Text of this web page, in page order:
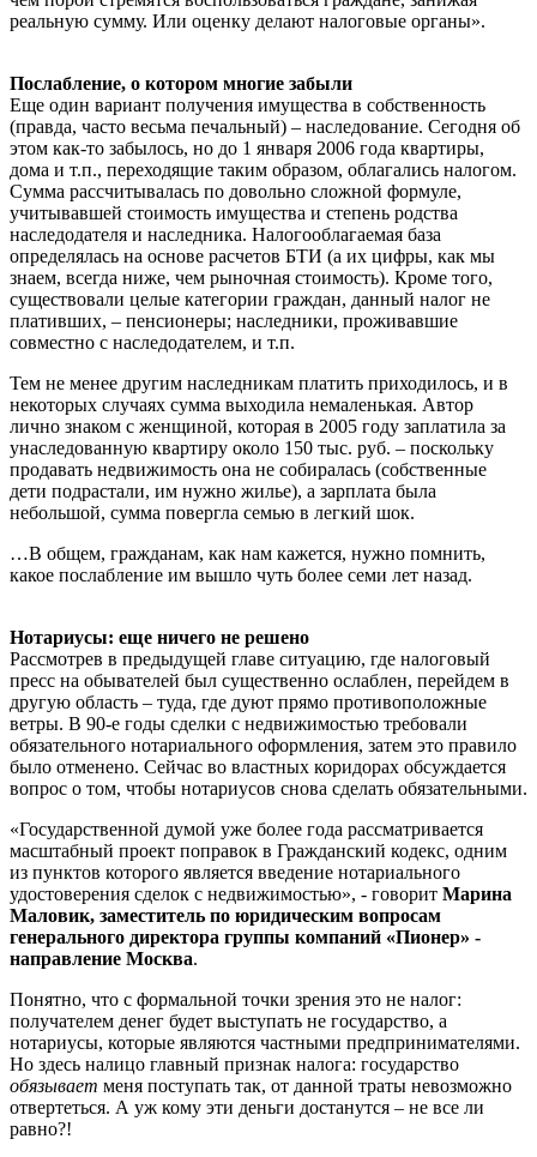
реальную сумму. Или оценку делают налоговые органы».
Послабление, о котором многие забыли
Еще один вариант получения имущества в собственность
(правда, часто весьма печальный) – наследование. Сегодня об
этом как-то забылось, но до 1 января 2006 года квартиры,
дома и т.п., переходящие таким образом, облагались налогом.
Сумма рассчитывалась по довольно сложной формуле,
учитывавшей стоимость имущества и степень родства
наследодателя и наследника. Налогооблагаемая база
определялась на основе расчетов БТИ (а их цифры, как мы
знаем, всегда ниже, чем рыночная стоимость). Кроме того,
существовали целые категории граждан, данный налог не
плативших, – пенсионеры; наследники, проживавшие
совместно с наследодателем, и т.п.
Тем не менее другим наследникам платить приходилось, и в
некоторых случаях сумма выходила немаленькая. Автор
лично знаком с женщиной, которая в 2005 году заплатила за
унаследованную квартиру около 150 тыс. руб. – поскольку
продавать недвижимость она не собиралась (собственные
дети подрастали, им нужно жилье), а зарплата была
небольшой, сумма повергла семью в легкий шок.
…В общем, гражданам, как нам кажется, нужно помнить,
какое послабление им вышло чуть более семи лет назад.
Нотариусы: еще ничего не решено
Рассмотрев в предыдущей главе ситуацию, где налоговый
пресс на обывателей был существенно ослаблен, перейдем в
другую область – туда, где дуют прямо противоположные
ветры. В 90-е годы сделки с недвижимостью требовали
обязательного нотариального оформления, затем это правило
было отменено. Сейчас во властных коридорах обсуждается
вопрос о том, чтобы нотариусов снова сделать обязательными.
«Государственной думой уже более года рассматривается
масштабный проект поправок в Гражданский кодекс, одним
из пунктов которого является введение нотариального
удостоверения сделок с недвижимостью», - говорит Марина
Маловик, заместитель по юридическим вопросам
генерального директора группы компаний «Пионер» -
направление Москва.
Понятно, что с формальной точки зрения это не налог:
получателем денег будет выступать не государство, а
нотариусы, которые являются частными предпринимателями.
Но здесь налицо главный признак налога: государство
обязывает меня поступать так, от данной траты невозможно
отвертеться. А уж кому эти деньги достанутся – не все ли
равно?!